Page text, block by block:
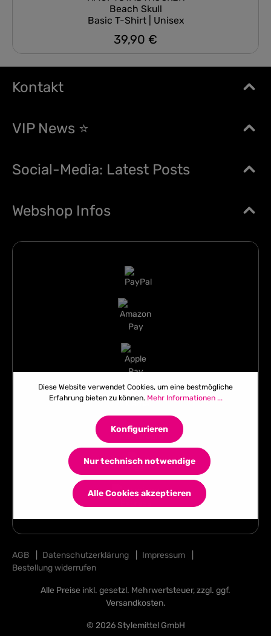
Beach Skull
Basic T-Shirt | Unisex
Regulärer Preis:
39,90 €
Kontakt
VIP News ⭐
Social-Media: Latest Posts
Webshop Infos
AGB Datenschutzerklärung Impressum
Bestellung widerrufen
Alle Preise inkl. gesetzl. Mehrwertsteuer, zzgl. ggf.
Versandkosten.
© 2026 Stylemittel GmbH
Diese Website verwendet Cookies, um eine bestmögliche
Erfahrung bieten zu können. Mehr Informationen ...
Nur technisch notwendige
Konfigurieren
Alle Cookies akzeptieren